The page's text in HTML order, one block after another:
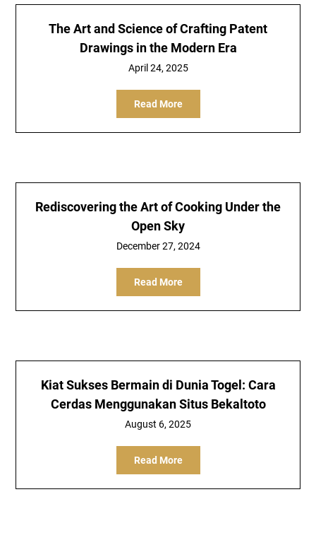
The Art and Science of Crafting Patent
Drawings in the Modern Era
April 24, 2025
Read More
Rediscovering the Art of Cooking Under the
Open Sky
December 27, 2024
Read More
Kiat Sukses Bermain di Dunia Togel: Cara
Cerdas Menggunakan Situs Bekaltoto
August 6, 2025
Read More